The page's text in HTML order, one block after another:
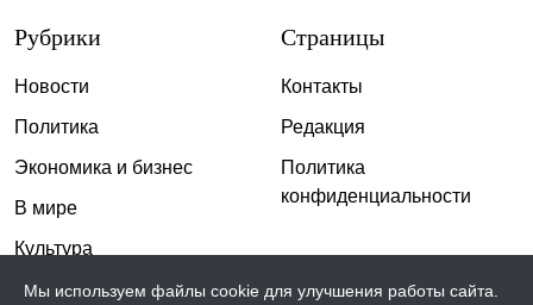
Рубрики
Новости
Политика
Экономика и бизнес
В мире
Культура
Спорт
Страницы
Контакты
Редакция
Политика
конфиденциальности
Мы используем файлы cookie для улучшения работы сайта.